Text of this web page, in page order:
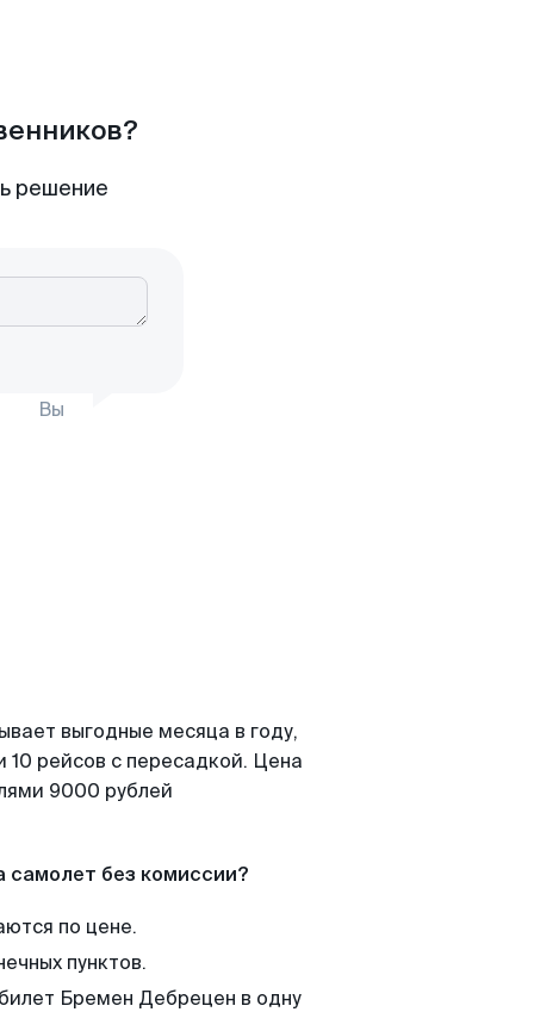
решение
Вы
выгодные месяца в году,
рейсов с пересадкой. Цена
9000 рублей
самолет без комиссии?
по цене.
пунктов.
Бремен Дебрецен в одну